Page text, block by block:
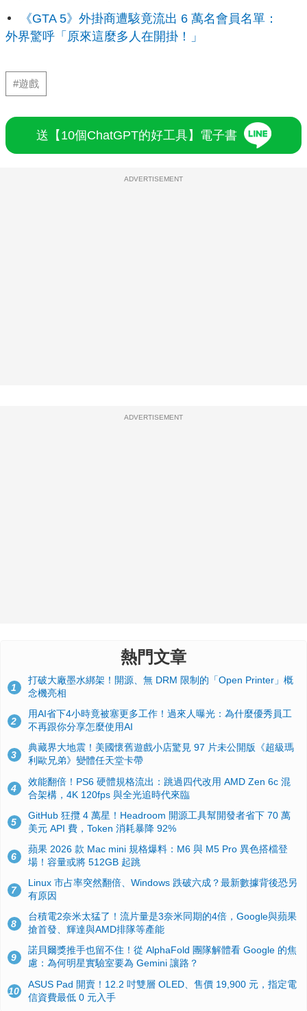
《GTA 5》外掛商遭駭竟流出 6 萬名會員名單：
外界驚呼「原來這麼多人在開掛！」
#遊戲
送【10個ChatGPT的好工具】電子書
ADVERTISEMENT
ADVERTISEMENT
熱門文章
1
打破大廠墨水綁架！開源、無 DRM 限制的「Open Printer」概
念機亮相
2
用AI省下4小時竟被塞更多工作！過來人曝光：為什麼優秀員工
不再跟你分享怎麼使用AI
3
典藏界大地震！美國懷舊遊戲小店驚見 97 片未公開版《超級瑪
利歐兄弟》變體任天堂卡帶
4
效能翻倍！PS6 硬體規格流出：跳過四代改用 AMD Zen 6c 混
合架構，4K 120fps 與全光追時代來臨
5
GitHub 狂攬 4 萬星！Headroom 開源工具幫開發者省下 70 萬
美元 API 費，Token 消耗暴降 92%
6
蘋果 2026 款 Mac mini 規格爆料：M6 與 M5 Pro 異色搭檔登
場！容量或將 512GB 起跳
7
Linux 市占率突然翻倍、Windows 跌破六成？最新數據背後恐另
有原因
8
台積電2奈米太猛了！流片量是3奈米同期的4倍，Google與蘋果
搶首發、輝達與AMD排隊等產能
9
諾貝爾獎推手也留不住！從 AlphaFold 團隊解體看 Google 的焦
慮：為何明星實驗室要為 Gemini 讓路？
10
ASUS Pad 開賣！12.2 吋雙層 OLED、售價 19,900 元，指定電
信資費最低 0 元入手